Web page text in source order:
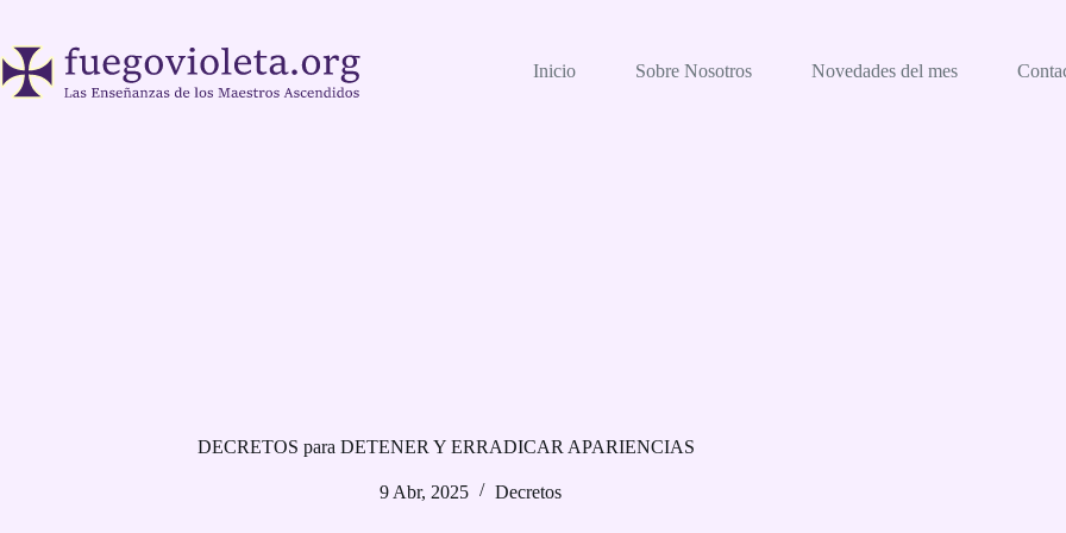
contenido
Inicio
Sobre Nosotros Novedades del mes
DECRETOS para DETENER Y ERRADICAR APARIENCIAS
9 Abr, 2025 Decretos